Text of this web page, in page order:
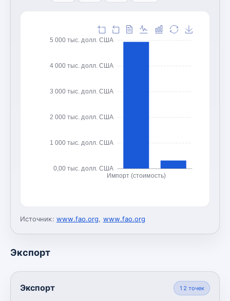
0,00 тыс. долл. США
1 000 тыс. долл. США
2 000 тыс. долл. США
3 000 тыс. долл. США
4 000 тыс. долл. США
5 000 тыс. долл. США
Импорт (стоимость)
Источник: www.fao.org, www.fao.org
Экспорт
Экспорт 12 точек